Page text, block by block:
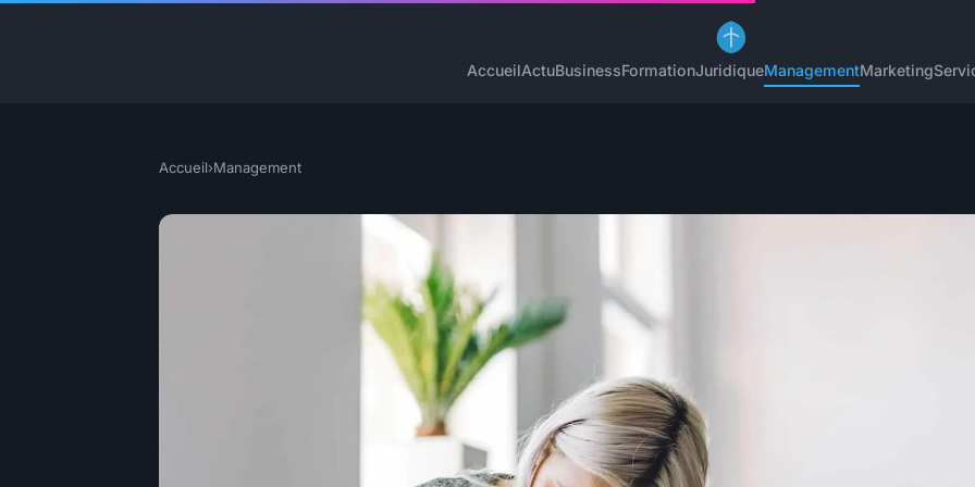
AccueilActuBusinessFormationJuridiqueManagementMarketing
Accueil›Management